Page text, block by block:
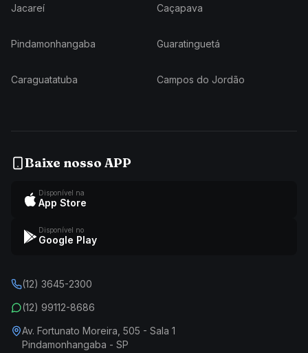
Jacareí Caçapava
Pindamonhangaba Guaratinguetá
Caraguatatuba Campos do Jordão
Baixe nosso APP
Disponível na
App Store
Disponível no
Google Play
(12) 3645-2300
(12) 99112-8686
Av. Fortunato Moreira, 505 - Sala 1
Pindamonhangaba - SP